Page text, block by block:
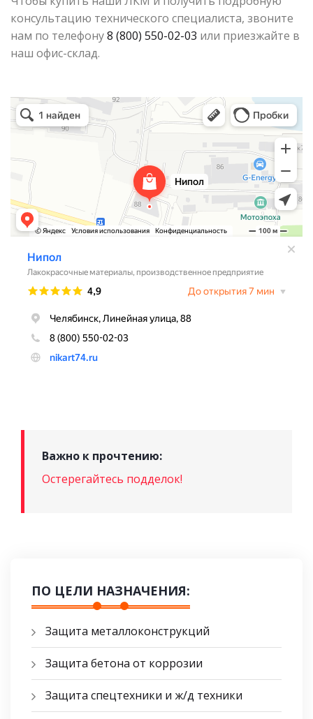
консультацию технического специалиста, звоните
нам по телефону8 (800) 550-02-03 или приезжайте в
наш офис-склад.
Важно к прочтению:
Остерегайтесь подделок!
ПО ЦЕЛИ НАЗНАЧЕНИЯ:
Защита металлоконструкций
Защита бетона от коррозии
Защита спецтехники и ж/д техники